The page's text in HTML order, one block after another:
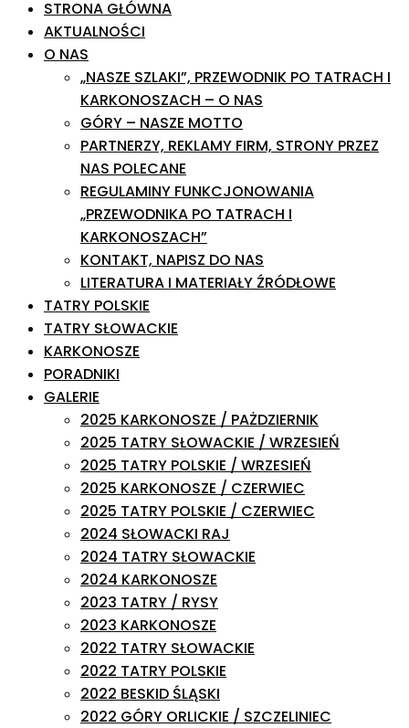
STRONA GŁÓWNA
AKTUALNOŚCI
O NAS
„NASZE SZLAKI”, PRZEWODNIK PO TATRACH I
KARKONOSZACH – O NAS
GÓRY – NASZE MOTTO
PARTNERZY, REKLAMY FIRM, STRONY PRZEZ
NAS POLECANE
REGULAMINY FUNKCJONOWANIA
„PRZEWODNIKA PO TATRACH I
KARKONOSZACH”
KONTAKT, NAPISZ DO NAS
LITERATURA I MATERIAŁY ŹRÓDŁOWE
TATRY POLSKIE
TATRY SŁOWACKIE
KARKONOSZE
PORADNIKI
GALERIE
2025 KARKONOSZE / PAŻDZIERNIK
2025 TATRY SŁOWACKIE / WRZESIEŃ
2025 TATRY POLSKIE / WRZESIEŃ
2025 KARKONOSZE / CZERWIEC
2025 TATRY POLSKIE / CZERWIEC
2024 SŁOWACKI RAJ
2024 TATRY SŁOWACKIE
2024 KARKONOSZE
2023 TATRY / RYSY
2023 KARKONOSZE
2022 TATRY SŁOWACKIE
2022 TATRY POLSKIE
2022 BESKID ŚLĄSKI
2022 GÓRY ORLICKIE / SZCZELINIEC